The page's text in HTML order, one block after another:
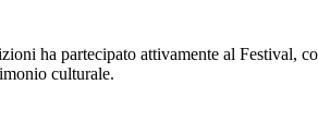
ha partecipato attivamente al Festival,
culturale.